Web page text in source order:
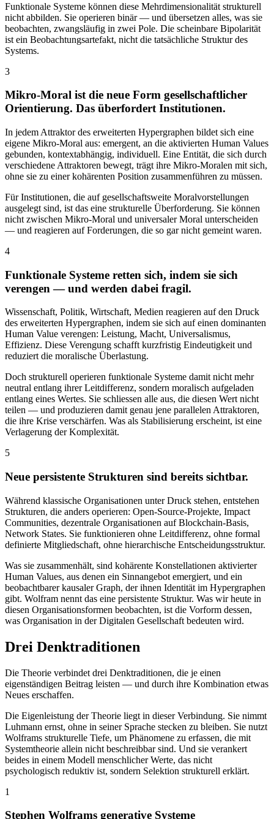
Funktionale Systeme können diese Mehrdimensionalität strukturell
nicht abbilden. Sie operieren binär — und übersetzen alles, was sie
beobachten, zwangsläufig in zwei Pole. Die scheinbare Bipolarität
ist ein Beobachtungsartefakt, nicht die tatsächliche Struktur des
Systems.
3
Mikro-Moral ist die neue Form gesellschaftlicher
Orientierung. Das überfordert Institutionen.
In jedem Attraktor des erweiterten Hypergraphen bildet sich eine
eigene Mikro-Moral aus: emergent, an die aktivierten Human Values
gebunden, kontextabhängig, individuell. Eine Entität, die sich durch
verschiedene Attraktoren bewegt, trägt ihre Mikro-Moralen mit sich,
ohne sie zu einer kohärenten Position zusammenführen zu müssen.
Für Institutionen, die auf gesellschaftsweite Moralvorstellungen
ausgelegt sind, ist das eine strukturelle Überforderung. Sie können
nicht zwischen Mikro-Moral und universaler Moral unterscheiden
— und reagieren auf Forderungen, die so gar nicht gemeint waren.
4
Funktionale Systeme retten sich, indem sie sich
verengen — und werden dabei fragil.
Wissenschaft, Politik, Wirtschaft, Medien reagieren auf den Druck
des erweiterten Hypergraphen, indem sie sich auf einen dominanten
Human Value verengen: Leistung, Macht, Universalismus,
Effizienz. Diese Verengung schafft kurzfristig Eindeutigkeit und
reduziert die moralische Überlastung.
Doch strukturell operieren funktionale Systeme damit nicht mehr
neutral entlang ihrer Leitdifferenz, sondern moralisch aufgeladen
entlang eines Wertes. Sie schliessen alle aus, die diesen Wert nicht
teilen — und produzieren damit genau jene parallelen Attraktoren,
die ihre Krise verschärfen. Was als Stabilisierung erscheint, ist eine
Verlagerung der Komplexität.
5
Neue persistente Strukturen sind bereits sichtbar.
Während klassische Organisationen unter Druck stehen, entstehen
Strukturen, die anders operieren: Open-Source-Projekte, Impact
Communities, dezentrale Organisationen auf Blockchain-Basis,
Network States. Sie funktionieren ohne Leitdifferenz, ohne formal
definierte Mitgliedschaft, ohne hierarchische Entscheidungsstruktur.
Was sie zusammenhält, sind kohärente Konstellationen aktivierter
Human Values, aus denen ein Sinnangebot emergiert, und ein
beobachtbarer kausaler Graph, der ihnen Identität im Hypergraphen
gibt. Wolfram nennt das eine persistente Struktur. Was wir heute in
diesen Organisationsformen beobachten, ist die Vorform dessen,
was Organisation in der Digitalen Gesellschaft bedeuten wird.
Drei Denktraditionen
Die Theorie verbindet drei Denktraditionen, die je einen
eigenständigen Beitrag leisten — und durch ihre Kombination etwas
Neues erschaffen.
Die Eigenleistung der Theorie liegt in dieser Verbindung. Sie nimmt
Luhmann ernst, ohne in seiner Sprache stecken zu bleiben. Sie nutzt
Wolframs strukturelle Tiefe, um Phänomene zu erfassen, die mit
Systemtheorie allein nicht beschreibbar sind. Und sie verankert
beides in einem Modell menschlicher Werte, das nicht
psychologisch reduktiv ist, sondern Selektion strukturell erklärt.
1
Stephen Wolframs generative Systeme